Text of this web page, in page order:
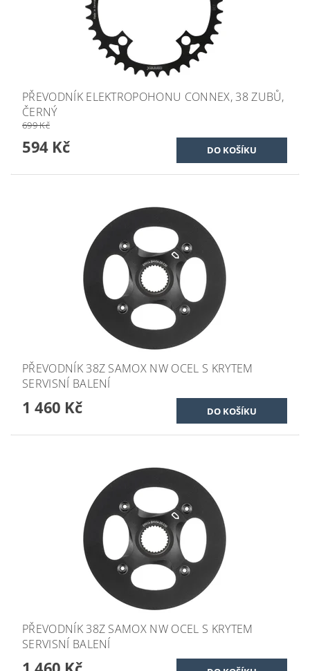
PŘEVODNÍK ELEKTROPOHONU CONNEX, 38 ZUBŮ,
ČERNÝ
699 Kč
594 Kč
PŘEVODNÍK 38Z SAMOX NW OCEL S KRYTEM
SERVISNÍ BALENÍ
1 460 Kč
PŘEVODNÍK 38Z SAMOX NW OCEL S KRYTEM
SERVISNÍ BALENÍ